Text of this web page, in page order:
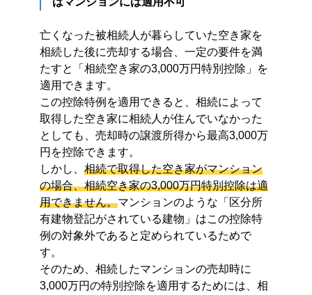
亡くなった被相続人が暮らしていた空き家を
相続した後に売却する場合、一定の要件を満
たすと「相続空き家の3,000万円特別控除」を
適用できます。
この控除特例を適用できると、相続によって
取得した空き家に相続人が住んでいなかった
としても、売却時の譲渡所得から最高3,000万
円を控除できます。
しかし、 相続で取得した空き家がマンション
の場合、相続空き家の3,000万円特別控除は適
用できません。マンションのような「区分所
有建物登記がされている建物」はこの控除特
例の対象外であると定められているためで
す。
そのため、相続したマンションの売却時に
3,000万円の特別控除を適用するためには、相